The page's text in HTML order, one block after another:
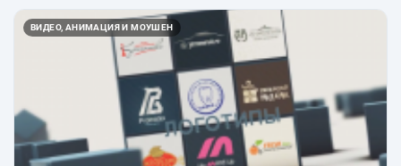
ВИДЕО, АНИМАЦИЯ И МОУШЕН